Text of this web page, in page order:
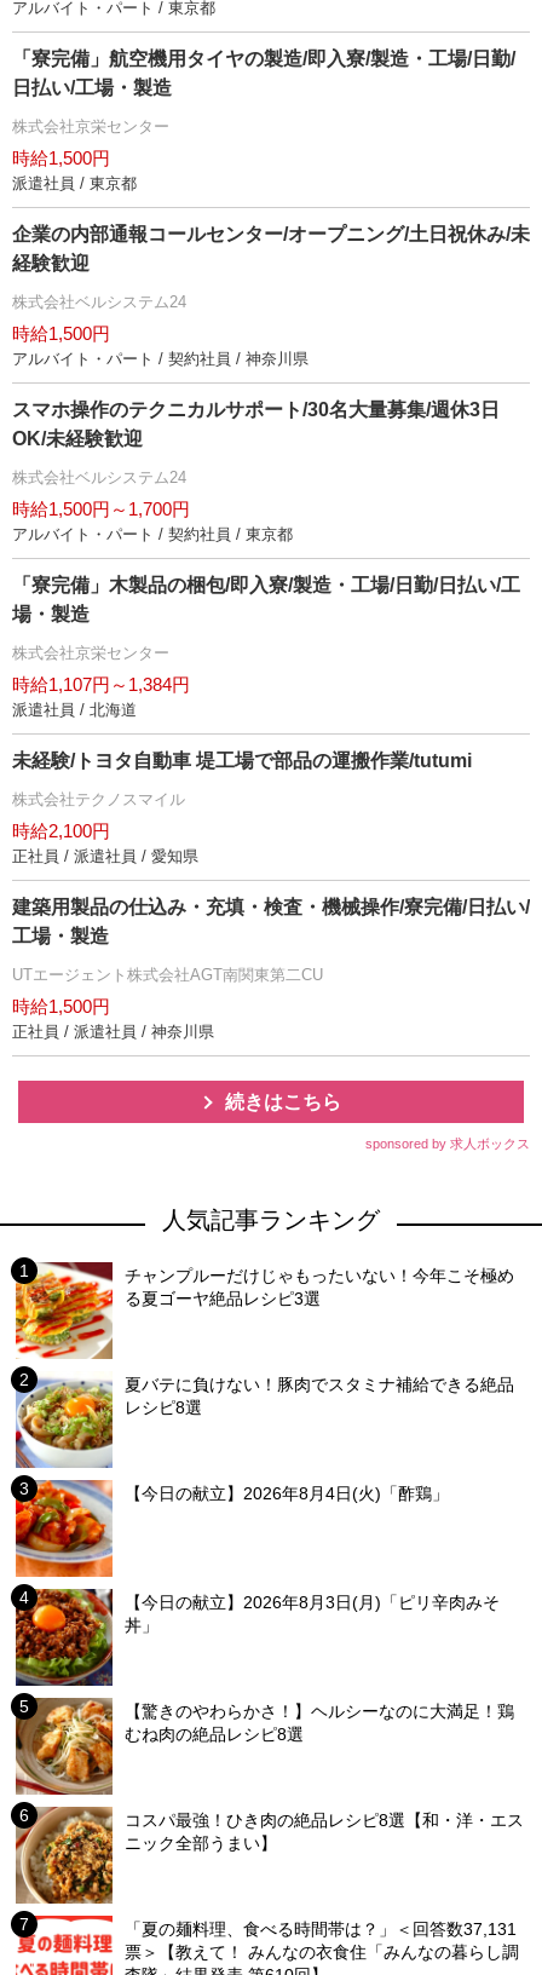
アルバイト・パート / 東京都
「寮完備」航空機用タイヤの製造/即入寮/製造・工場/日勤/
日払い/工場・製造
株式会社京栄センター
時給1,500円
派遣社員 / 東京都
企業の内部通報コールセンター/オープニング/土日祝休み/未
経験歓迎
株式会社ベルシステム24
時給1,500円
アルバイト・パート / 契約社員 / 神奈川県
スマホ操作のテクニカルサポート/30名大量募集/週休3日
OK/未経験歓迎
株式会社ベルシステム24
時給1,500円～1,700円
アルバイト・パート / 契約社員 / 東京都
「寮完備」木製品の梱包/即入寮/製造・工場/日勤/日払い/工
場・製造
株式会社京栄センター
時給1,107円～1,384円
派遣社員 / 北海道
未経験/トヨタ自動車 堤工場で部品の運搬作業/tutumi
株式会社テクノスマイル
時給2,100円
正社員 / 派遣社員 / 愛知県
建築用製品の仕込み・充填・検査・機械操作/寮完備/日払い/
工場・製造
UTエージェント株式会社AGT南関東第二CU
時給1,500円
正社員 / 派遣社員 / 神奈川県
続きはこちら
sponsored by 求人ボックス
人気記事ランキング
チャンプルーだけじゃもったいない！今年こそ極め
る夏ゴーヤ絶品レシピ3選
夏バテに負けない！豚肉でスタミナ補給できる絶品
レシピ8選
【今日の献立】2026年8月4日(火)「酢鶏」
【今日の献立】2026年8月3日(月)「ピリ辛肉みそ
丼」
【驚きのやわらかさ！】ヘルシーなのに大満足！鶏
むね肉の絶品レシピ8選
コスパ最強！ひき肉の絶品レシピ8選【和・洋・エス
ニック全部うまい】
「夏の麺料理、食べる時間帯は？」＜回答数37,131
票＞【教えて！ みんなの衣食住「みんなの暮らし調